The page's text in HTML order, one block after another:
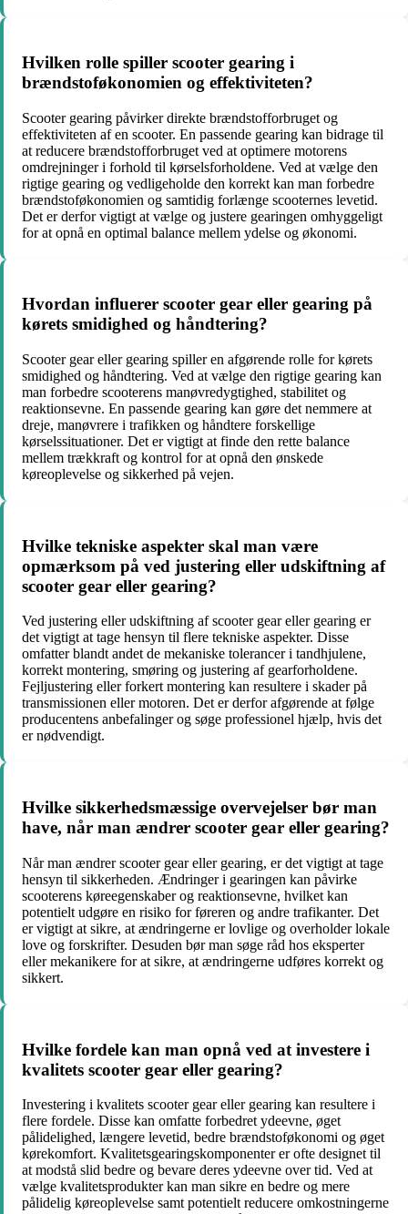
Hvilken rolle spiller scooter gearing i
brændstoføkonomien og effektiviteten?
Scooter gearing påvirker direkte brændstofforbruget og
effektiviteten af en scooter. En passende gearing kan bidrage til
at reducere brændstofforbruget ved at optimere motorens
omdrejninger i forhold til kørselsforholdene. Ved at vælge den
rigtige gearing og vedligeholde den korrekt kan man forbedre
brændstoføkonomien og samtidig forlænge scooternes levetid.
Det er derfor vigtigt at vælge og justere gearingen omhyggeligt
for at opnå en optimal balance mellem ydelse og økonomi.
Hvordan influerer scooter gear eller gearing på
kørets smidighed og håndtering?
Scooter gear eller gearing spiller en afgørende rolle for kørets
smidighed og håndtering. Ved at vælge den rigtige gearing kan
man forbedre scooterens manøvredygtighed, stabilitet og
reaktionsevne. En passende gearing kan gøre det nemmere at
dreje, manøvrere i trafikken og håndtere forskellige
kørselssituationer. Det er vigtigt at finde den rette balance
mellem trækkraft og kontrol for at opnå den ønskede
køreoplevelse og sikkerhed på vejen.
Hvilke tekniske aspekter skal man være
opmærksom på ved justering eller udskiftning af
scooter gear eller gearing?
Ved justering eller udskiftning af scooter gear eller gearing er
det vigtigt at tage hensyn til flere tekniske aspekter. Disse
omfatter blandt andet de mekaniske tolerancer i tandhjulene,
korrekt montering, smøring og justering af gearforholdene.
Fejljustering eller forkert montering kan resultere i skader på
transmissionen eller motoren. Det er derfor afgørende at følge
producentens anbefalinger og søge professionel hjælp, hvis det
er nødvendigt.
Hvilke sikkerhedsmæssige overvejelser bør man
have, når man ændrer scooter gear eller gearing?
Når man ændrer scooter gear eller gearing, er det vigtigt at tage
hensyn til sikkerheden. Ændringer i gearingen kan påvirke
scooterens køreegenskaber og reaktionsevne, hvilket kan
potentielt udgøre en risiko for føreren og andre trafikanter. Det
er vigtigt at sikre, at ændringerne er lovlige og overholder lokale
love og forskrifter. Desuden bør man søge råd hos eksperter
eller mekanikere for at sikre, at ændringerne udføres korrekt og
sikkert.
Hvilke fordele kan man opnå ved at investere i
kvalitets scooter gear eller gearing?
Investering i kvalitets scooter gear eller gearing kan resultere i
flere fordele. Disse kan omfatte forbedret ydeevne, øget
pålidelighed, længere levetid, bedre brændstoføkonomi og øget
kørekomfort. Kvalitetsgearingskomponenter er ofte designet til
at modstå slid bedre og bevare deres ydeevne over tid. Ved at
vælge kvalitetsprodukter kan man sikre en bedre og mere
pålidelig køreoplevelse samt potentielt reducere omkostningerne